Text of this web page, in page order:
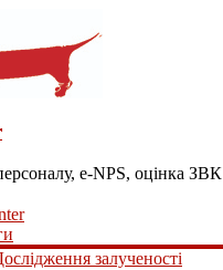
e-NPS, оцінка ЗВК
залученості